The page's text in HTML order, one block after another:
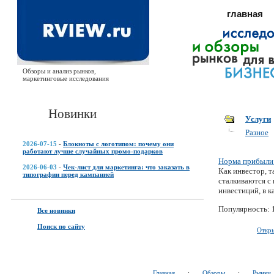
Обзоры и анализ рынков,
маркетинговые исследования
главная
Новинки
2026-07-15 - Блокноты с логотипом: почему они
работают лучше случайных промо-подарков
2026-06-03 - Чек-лист для маркетинга: что заказать в
типографии перед кампанией
Все новинки
Поиск по сайту
Услуги
Разное
Норма прибыли
Как инвестор,
сталкиваются
инвестиций, в
Популярность: